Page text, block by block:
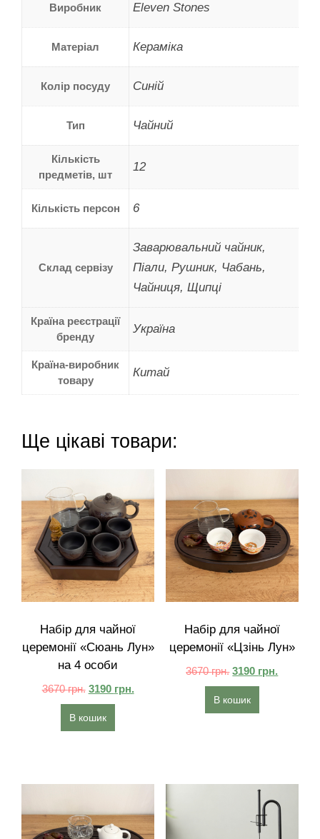
Виробник Eleven Stones
Матеріал Кераміка
Колір посуду Синій
Тип Чайний
Кількість
предметів, шт
12
Кількість персон 6
Склад сервізу
Заварювальний чайник,
Піали, Рушник, Чабань,
Чайниця, Щипці
Країна реєстрації
бренду
Україна
Країна-виробник
товару
Китай
Ще цікаві товари:
Набір для чайної
церемонії «Сюань Лун»
на 4 особи
3670грн. 3190 грн.
В кошик
Набір для чайної
церемонії «Цзінь Лун»
3670грн. 3190 грн.
В кошик